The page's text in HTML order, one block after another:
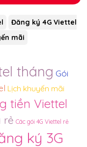
Đăng ký 4G Viettel
mãi
tháng Gói
Lịch khuyến mãi
tiền Viettel
rẻ Các gói 4G Viettel rẻ
ký 3G